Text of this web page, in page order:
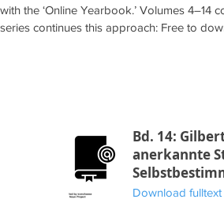
with the ‘Online Yearbook.’ Volumes
series continues this approach: Free to
Bd. 14:
anerkannte
Download fulltext